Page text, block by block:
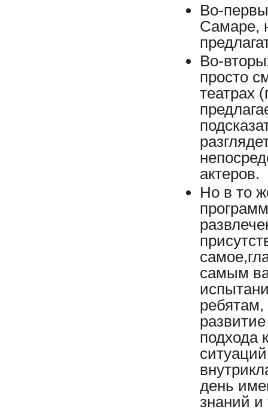
Во-
Самаре,
Во-
просто
театрах
актеров.
Но в то
самым
подхода
день
знаний и